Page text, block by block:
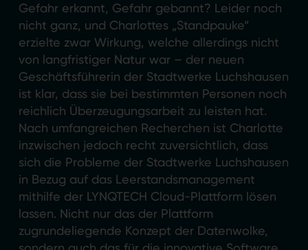
Gefahr erkannt, Gefahr gebannt? Leider noch
nicht ganz, und Charlottes „Standpauke“
erzielte zwar Wirkung, welche allerdings nicht
von langfristiger Natur war – der neuen
Geschäftsführerin der Stadtwerke Luchshausen
ist klar, dass sie bei bestimmten Personen noch
reichlich Überzeugungsarbeit zu leisten hat.
Nach umfangreichen Recherchen ist Charlotte
inzwischen jedoch recht zuversichtlich, dass
sich die Probleme der Stadtwerke Luchshausen
in Bezug auf das Leerstandsmanagement
mithilfe der LYNQTECH Cloud-Plattform lösen
lassen. Nicht nur das der Plattform
zugrundeliegende Konzept der Datenwolke,